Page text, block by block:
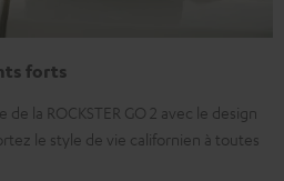
forts
la ROCKSTER GO 2 avec le design
le style de vie californien à toutes